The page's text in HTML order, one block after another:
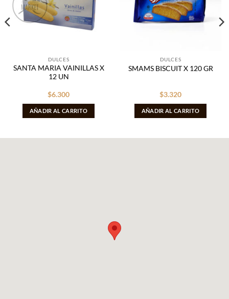
DULCES
SANTA MARIA VAINILLAS X
12 UN
$6.300
AÑADIR AL CARRITO
DULCES
SMAMS BISCUIT X 120 GR
$3.320
AÑADIR AL CARRITO